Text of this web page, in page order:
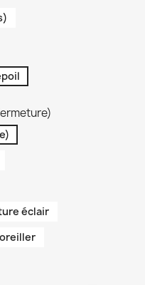
éclair